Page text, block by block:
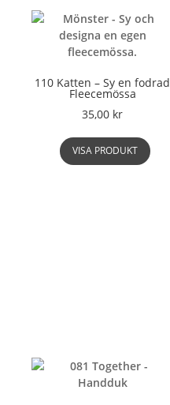
110 Katten – Sy en fodrad
Fleecemössa
35,00 kr
VISA PRODUKT